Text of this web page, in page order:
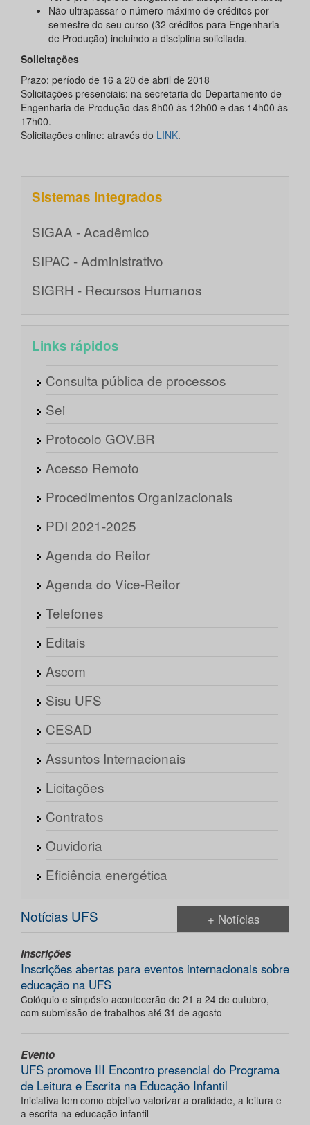
Não ultrapassar o número máximo de créditos por
semestre do seu curso (32 créditos para Engenharia
de Produção) incluindo a disciplina solicitada.
Solicitações
Prazo: período de 16 a 20 de abril de 2018
Solicitações presenciais: na secretaria do Departamento de
Engenharia de Produção das 8h00 às 12h00 e das 14h00 às
17h00.
Solicitações online: através do LINK.
Sistemas integrados
SIGAA - Acadêmico
SIPAC - Administrativo
SIGRH - Recursos Humanos
Links rápidos
Consulta pública de processos
Sei
Protocolo GOV.BR
Acesso Remoto
Procedimentos Organizacionais
PDI 2021-2025
Agenda do Reitor
Agenda do Vice-Reitor
Telefones
Editais
Ascom
Sisu UFS
CESAD
Assuntos Internacionais
Licitações
Contratos
Ouvidoria
Eficiência energética
Notícias UFS + Notícias
Inscrições
Inscrições abertas para eventos internacionais sobre
educação na UFS
Colóquio e simpósio acontecerão de 21 a 24 de outubro,
com submissão de trabalhos até 31 de agosto
Evento
UFS promove III Encontro presencial do Programa
de Leitura e Escrita na Educação Infantil
Iniciativa tem como objetivo valorizar a oralidade, a leitura e
a escrita na educação infantil